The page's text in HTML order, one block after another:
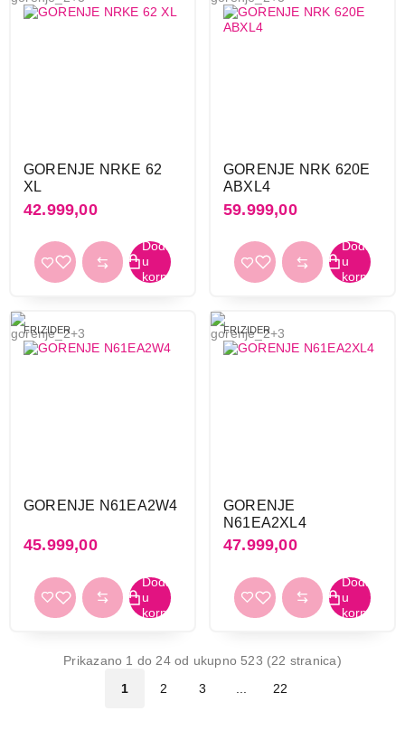
GORENJE NRKE 62
XL
42.999,00
GORENJE NRK 620E
ABXL4
59.999,00
FRIZIDER
GORENJE N61EA2W4
45.999,00
FRIZIDER
GORENJE
N61EA2XL4
47.999,00
Prikazano 1 do 24 od ukupno 523 (22 stranica)
1
2 3 22